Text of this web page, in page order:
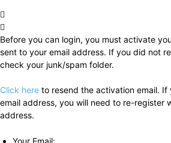
Before you can login, you must activate
sent to your email address. If you did not
check your junk/spam folder.
Click here to resend the activation email.
email address, you will need to re-register
address.
Your Email: